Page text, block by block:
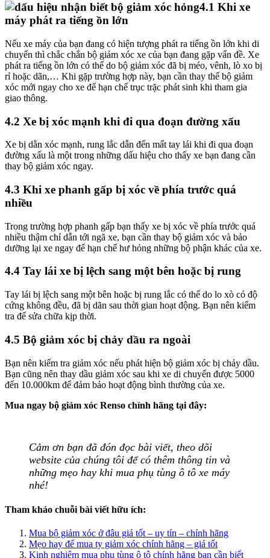
4.1 Khi xe
máy phát ra tiếng ồn lớn
Nếu xe máy của bạn đang có hiện tượng phát ra tiếng ồn lớn khi di
chuyển thì chắc chắn bộ giảm xóc xe của bạn đang gặp vấn đề. Xe
phát ra tiếng ồn lớn có thể do bộ giảm xóc đã bị méo, vênh, lò xo bị
rỉ hoặc dãn,… Khi gặp trường hợp này, bạn cần thay thế bộ giảm
xóc mới ngay cho xe để hạn chế trục trặc phát sinh khi tham gia
giao thông.
4.2 Xe bị xóc mạnh khi đi qua đoạn đường xấu
Xe bị dằn xóc mạnh, rung lắc dẫn đến mất tay lái khi đi qua đoạn
đường xấu là một trong những dấu hiệu cho thấy xe bạn đang cần
thay bộ giảm xóc ngay.
4.3 Khi xe phanh gấp bị xóc về phía trước quá
nhiều
Trong trường hợp phanh gấp bạn thấy xe bị xóc về phía trước quá
nhiều thậm chí dẫn tới ngã xe, bạn cần thay bộ giảm xóc và bảo
dưỡng lại xe ngay để hạn chế hư hỏng những bộ phận khác của xe.
4.4 Tay lái xe bị lệch sang một bên hoặc bị rung
Tay lái bị lệch sang một bên hoặc bị rung lắc có thể do lo xò có độ
cứng không đều, đã bị dãn sau thời gian hoạt động. Bạn nên kiểm
tra để sửa chữa kịp thời.
4.5 Bộ giảm xóc bị chảy dầu ra ngoài
Bạn nên kiểm tra giảm xóc nếu phát hiện bộ giảm xóc bị chảy dầu.
Bạn cũng nên thay dầu giảm xóc sau khi xe di chuyển được 5000
đến 10.000km để đảm bảo hoạt động bình thường của xe.
Mua ngay bộ giảm xóc Renso chính hãng tại đây:
Cảm ơn bạn đã đón đọc bài viết, theo dõi
website của chúng tôi để có thêm thông tin và
những mẹo hay khi mua phụ tùng ô tô xe máy
nhé!
Tham khảo chuỗi bài viết hữu ích:
Mua bộ giảm xóc ở đâu giá tốt – uy tín – chính hãng
Mẹo hay để mua ty giảm xóc chính hãng – giá tốt
Kinh nghiệm mua phụ tùng ô tô chính hãng bạn cần biết